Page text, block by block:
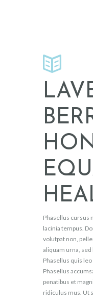
Phasellus cursus
lacinia tempus.
volutpat non,
aliquam urna,
Phasellus quis
Phasellus
penatibus et
ridiculus mus. Ut